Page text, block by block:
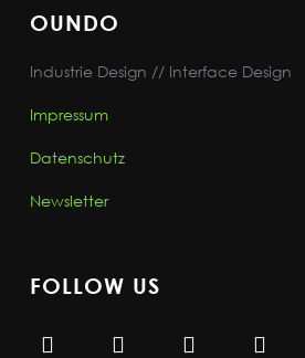
OUNDO
Industrie Design // Interface Design
Impressum
Datenschutz
Newsletter
FOLLOW US